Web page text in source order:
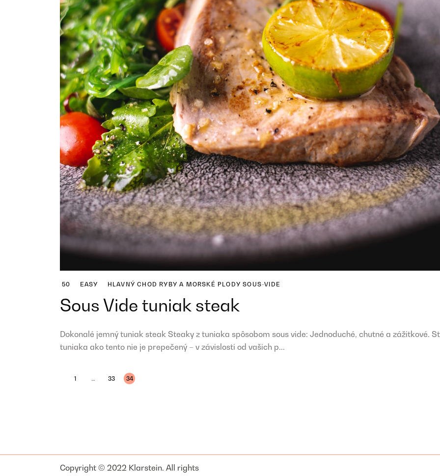
50 EASY HLAVNÝ CHOD RYBY A MORSKÉ PLODYSOUS-VIDE
Sous Vide tuniak steak
Dokonalé jemný tuniak steak Steaky z tuniaka spôsobom sous vide: Jednoduché, chutné a zážitkové.
tuniaka ako tento nie je prepečený – v závislosti od vašich p...
Navigácia
1 … 33 34
Copyright © 2022 Klarstein. All rights